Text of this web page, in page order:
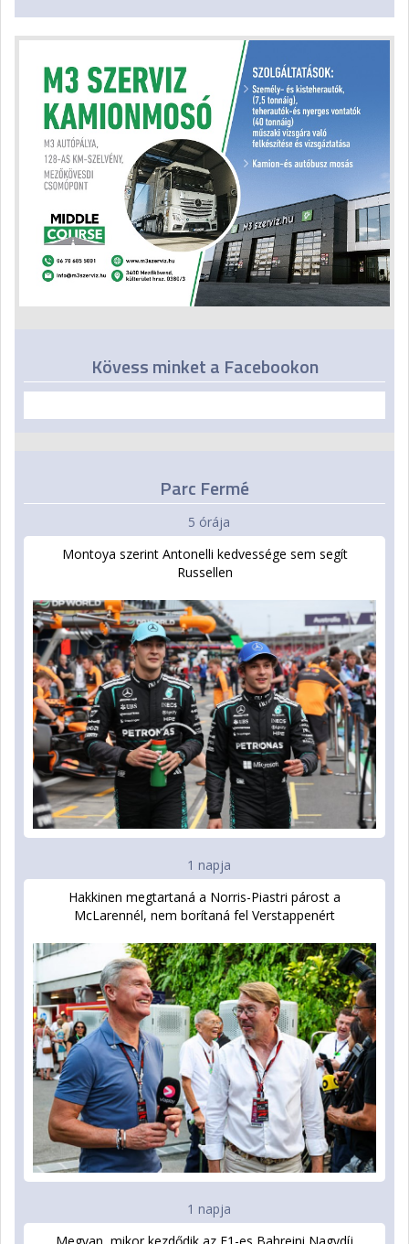
Kövess minket a Facebookon
Parc Fermé
5 órája
Montoya szerint Antonelli kedvessége sem segít
Russellen
1 napja
Hakkinen megtartaná a Norris-Piastri párost a
McLarennél, nem borítaná fel Verstappenért
1 napja